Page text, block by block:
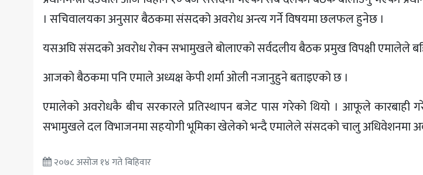
। सचिवालयका अनुसार बैठकमा संसदको अवरोध अन्त्य गर्ने विषयमा छलफल हुनेछ ।
यसअघि संसदको अवरोध रोक्न सभामुखले बोलाएको सर्वदलीय बैठक प्रमुख विपक्षी एमालेले
आजको बैठकमा पनि एमाले अध्यक्ष केपी शर्मा ओली नजानुहुने बताइएको छ ।
एमालेको अवरोधकै बीच सरकारले प्रतिस्थापन बजेट पास गरेको थियो । आफूले कारबाही
सभामुखले दल विभाजनमा सहयोगी भूमिका खेलेको भन्दै एमालेले संसदको चालु अधिवेशनमा
२०७८ असोज १४ गते बिहिवार